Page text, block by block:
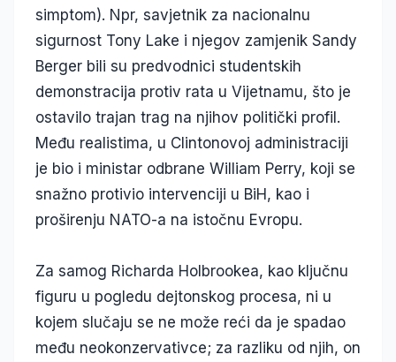
simptom). Npr, savjetnik za nacionalnu
sigurnost Tony Lake i njegov zamjenik Sandy
Berger bili su predvodnici studentskih
demonstracija protiv rata u Vijetnamu, što je
ostavilo trajan trag na njihov politički profil.
Među realistima, u Clintonovoj administraciji
je bio i ministar odbrane William Perry, koji se
snažno protivio intervenciji u BiH, kao i
proširenju NATO-a na istočnu Evropu.
Za samog Richarda Holbrookea, kao ključnu
figuru u pogledu dejtonskog procesa, ni u
kojem slučaju se ne može reći da je spadao
među neokonzervativce; za razliku od njih, on